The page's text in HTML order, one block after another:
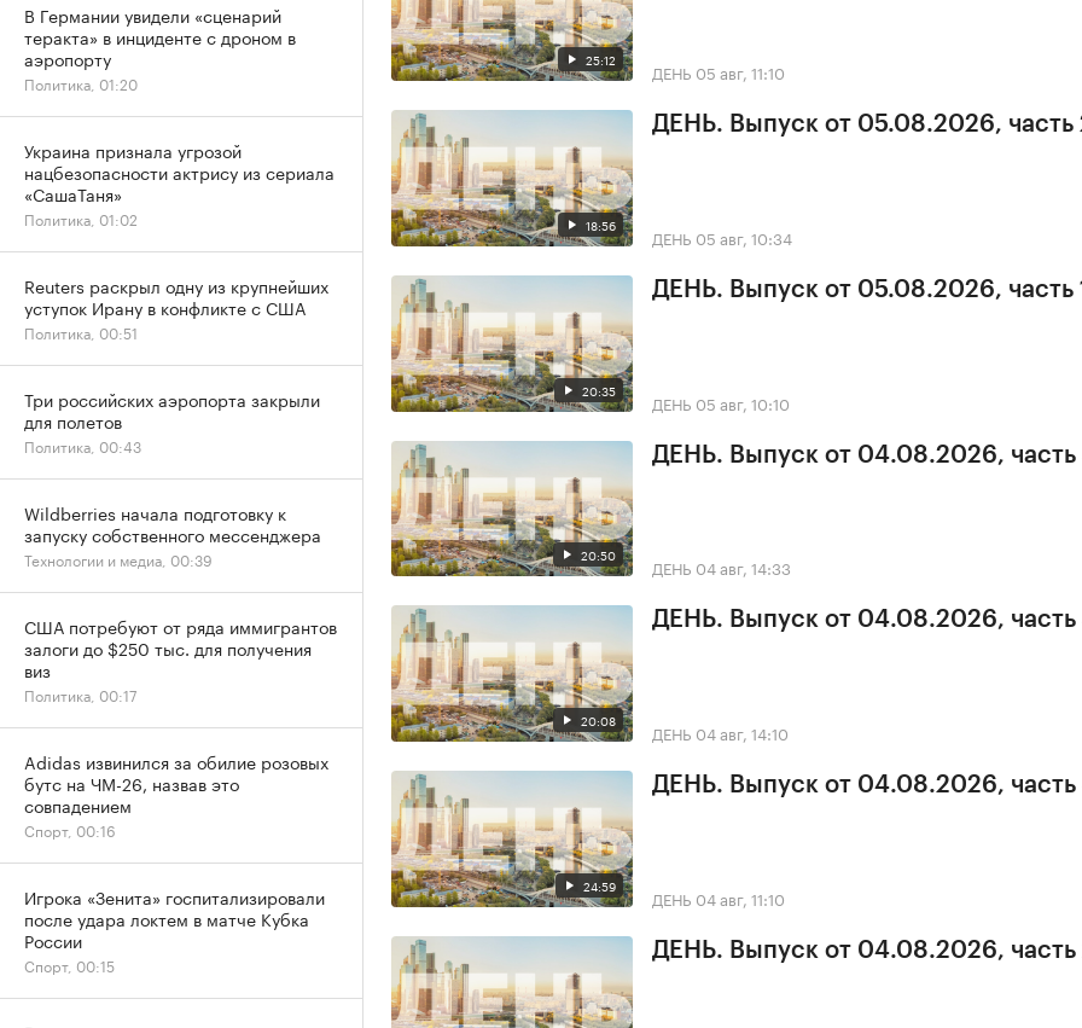
25:12 ДЕНЬ 05 авг, 11:10
18:56
ДЕНЬ. Выпуск от 05.08.2026, часть
ДЕНЬ 05 авг, 10:34
20:35
ДЕНЬ. Выпуск от 05.08.2026, часть
ДЕНЬ 05 авг, 10:10
20:50
ДЕНЬ. Выпуск от 04.08.2026, часть
ДЕНЬ 04 авг, 14:33
20:08
ДЕНЬ. Выпуск от 04.08.2026, часть
ДЕНЬ 04 авг, 14:10
24:59
ДЕНЬ. Выпуск от 04.08.2026, часть
ДЕНЬ 04 авг, 11:10
ДЕНЬ. Выпуск от 04.08.2026, часть
В Германии увидели «сценарий
теракта» в инциденте с дроном в
аэропорту
Политика, 01:20
Украина признала угрозой
нацбезопасности актрису из сериала
«СашаТаня»
Политика, 01:02
Reuters раскрыл одну из крупнейших
уступок Ирану в конфликте с США
Политика, 00:51
Три российских аэропорта закрыли
для полетов
Политика, 00:43
Wildberries начала подготовку к
запуску собственного мессенджера
Технологии и медиа, 00:39
США потребуют от ряда иммигрантов
залоги до $250 тыс. для получения
виз
Политика, 00:17
Adidas извинился за обилие розовых
бутс на ЧМ-26, назвав это
совпадением
Спорт, 00:16
Игрока «Зенита» госпитализировали
после удара локтем в матче Кубка
России
Спорт, 00:15